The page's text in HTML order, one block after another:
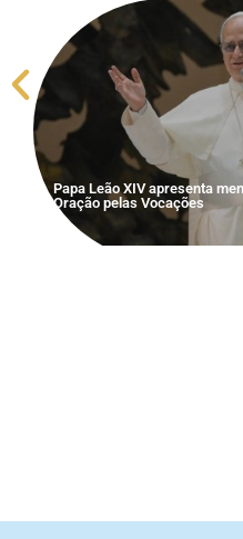
Papa Leão XIV apresenta
Oração pelas Vocações